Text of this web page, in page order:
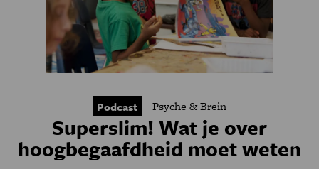
Podcast Psyche & Brein
Superslim! Wat je over
hoogbegaafdheid moet weten